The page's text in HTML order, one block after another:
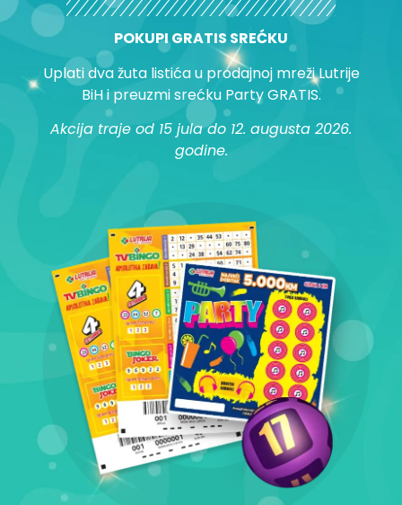
POKUPI GRATIS SREĆKU
Uplati dva žuta listića u prodajnoj mreži Lutrije
BiH i preuzmi srećku Party GRATIS.
Akcija traje od 15 jula do 12. augusta 2026.
godine.